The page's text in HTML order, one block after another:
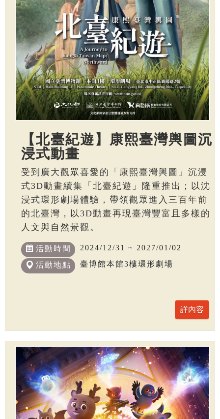
【北臺紀遊】康熙臺灣輿圖沉
浸式動畫
受到廣大觀眾喜愛的「康熙臺灣輿圖」沉浸
式3D動畫續集「北臺紀遊」隆重推出；以沈
浸式環形劇場體驗，帶領觀眾進入三百年前
的北臺灣，以3D動畫再現臺灣豐富且多樣的
人文與自然景觀。
活動時間 2024/12/31 ~ 2027/01/02
活動地點 臺博館本館3樓環形劇場